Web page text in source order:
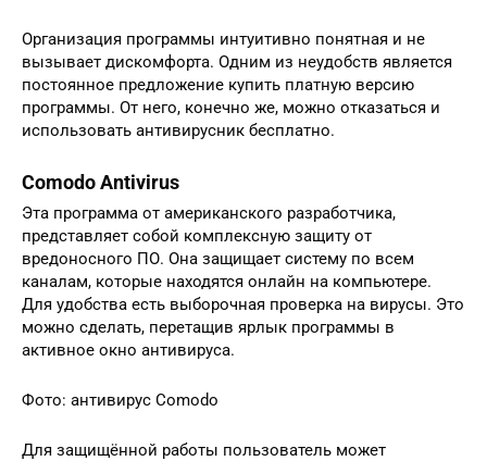
Организация программы интуитивно понятная и не
вызывает дискомфорта. Одним из неудобств является
постоянное предложение купить платную версию
программы. От него, конечно же, можно отказаться и
использовать антивирусник бесплатно.
Comodo Antivirus
Эта программа от американского разработчика,
представляет собой комплексную защиту от
вредоносного ПО. Она защищает систему по всем
каналам, которые находятся онлайн на компьютере.
Для удобства есть выборочная проверка на вирусы. Это
можно сделать, перетащив ярлык программы в
активное окно антивируса.
Фото: антивирус Comodo
Для защищённой работы пользователь может